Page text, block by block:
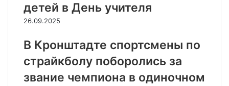
детей в День учителя
26.09.2025
В Кронштадте спортсмены по
страйкболу поборолись за
звание чемпиона в одиночном